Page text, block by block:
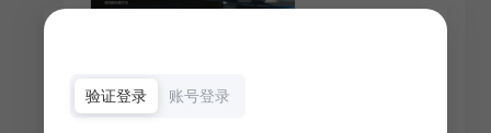
验证登录 账号登录